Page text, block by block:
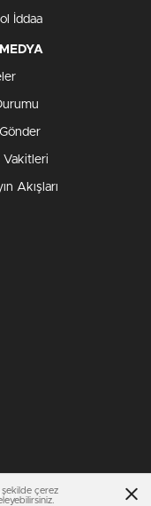
İddaa
Vakitleri
Akışları
şekilde çerez